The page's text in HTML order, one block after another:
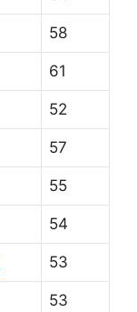
58
61
52
57
55
54
53
53